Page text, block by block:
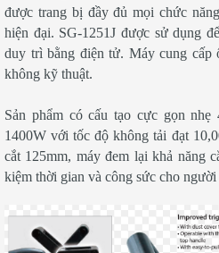
được trang bị đầy đủ mọi chức
hiện đại. SG-1251J được sử dụng
duy trì bằng điện tử. Máy cung cấp
không kỹ thuật.
Sản phẩm có cấu tạo cực gọn nhẹ
1400W với tốc độ không tải đạt
cắt 125mm, máy đem lại khả năng
kiệm thời gian và công sức cho người